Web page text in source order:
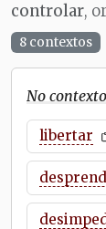
controlar,
8 contextos
No
libertar